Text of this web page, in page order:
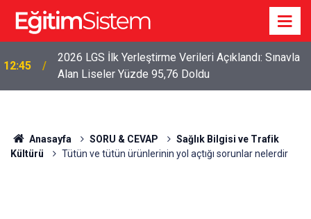
12:45
2026 LGS İlk Yerleştirme Verileri Açıklandı: Sınavla
Alan Liseler Yüzde 95,76 Doldu
Anasayfa SORU & CEVAP
Sağlık Bilgisi ve Trafik
Kültürü
Tütün ve tütün ürünlerinin yol açtığı sorunlar nelerdir